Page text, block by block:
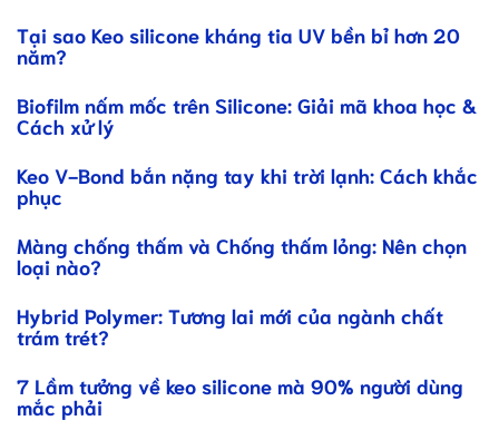
Tại sao Keo silicone kháng tia UV bền bỉ hơn 20
năm?
Biofilm nấm mốc trên Silicone: Giải mã khoa học &
Cách xử lý
Keo V-Bond bắn nặng tay khi trời lạnh: Cách khắc
phục
Màng chống thấm và Chống thấm lỏng: Nên chọn
loại nào?
Hybrid Polymer: Tương lai mới của ngành chất
trám trét?
7 Lầm tưởng về keo silicone mà 90% người dùng
mắc phải